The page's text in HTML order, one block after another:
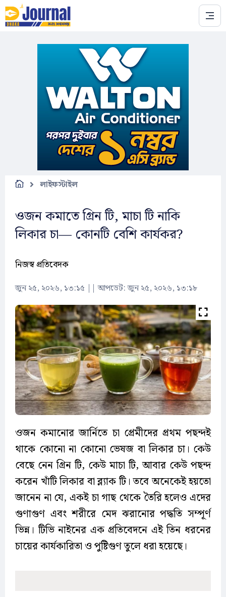
Skip to main content
লাইফস্টাইল
ওজন কমাতে গ্রিন টি, মাচা টি নাকি
লিকার চা— কোনটি বেশি কার্যকর?
নিজস্ব প্রতিবেদক
জুন ২৫, ২০২৬, ১৩:১৫ ||আপডেট: জুন ২৫, ২০২৬, ১৩:১৮
ওজন কমানোর জার্নিতে চা প্রেমীদের প্রথম পছন্দই
থাকে কোনো না কোনো ভেষজ বা লিকার চা। কেউ
বেছে নেন গ্রিন টি, কেউ মাচা টি, আবার কেউ পছন্দ
করেন খাঁটি লিকার বা ব্ল্যাক টি। তবে অনেকেই হয়তো
জানেন না যে, একই চা গাছ থেকে তৈরি হলেও এদের
গুণাগুণ এবং শরীরে মেদ ঝরানোর পদ্ধতি সম্পূর্ণ
ভিন্ন। টিভি নাইনের এক প্রতিবেদনে এই তিন ধরনের
চায়ের কার্যকারিতা ও পুষ্টিগুণ তুলে ধরা হয়েছে।